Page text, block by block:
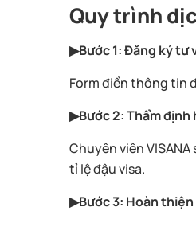
Quy trình
▶Bước 1: Đăng ký tư
Form điền thông tin
▶Bước 2: Thẩm định
Chuyên viên
tỉ lệ đậu visa.
▶Bước 3: Hoàn thiện